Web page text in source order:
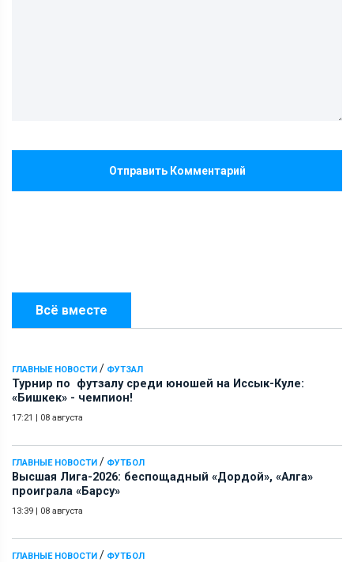
Всё вместе
ГЛАВНЫЕ НОВОСТИ / ФУТЗАЛ
Турнир по футзалу среди юношей на Иссык-Куле:
«Бишкек» - чемпион!
17:21 | 08 августа
ГЛАВНЫЕ НОВОСТИ / ФУТБОЛ
Высшая Лига-2026: беспощадный «Дордой», «Алга»
проиграла «Барсу»
13:39 | 08 августа
ГЛАВНЫЕ НОВОСТИ / ФУТБОЛ
Отправить Комментарий